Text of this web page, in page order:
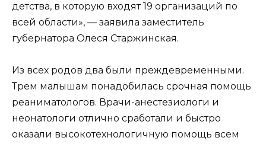
детства, в которую входят 19 организаций по
всей области», — заявила заместитель
губернатора Олеся Старжинская.
Из всех родов два были преждевременными.
Трем малышам понадобилась срочная помощь
реаниматологов. Врачи-анестезиологи и
неонатологи отлично сработали и быстро
оказали высокотехнологичную помощь всем